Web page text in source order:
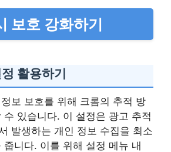
보호 강화하기
활용하기
보 보호를 위해 크롬의 추적 방
수 있습니다. 이 설정은 광고 추적
발생하는 개인 정보 수집을 최소
줍니다. 이를 위해 설정 메뉴 내